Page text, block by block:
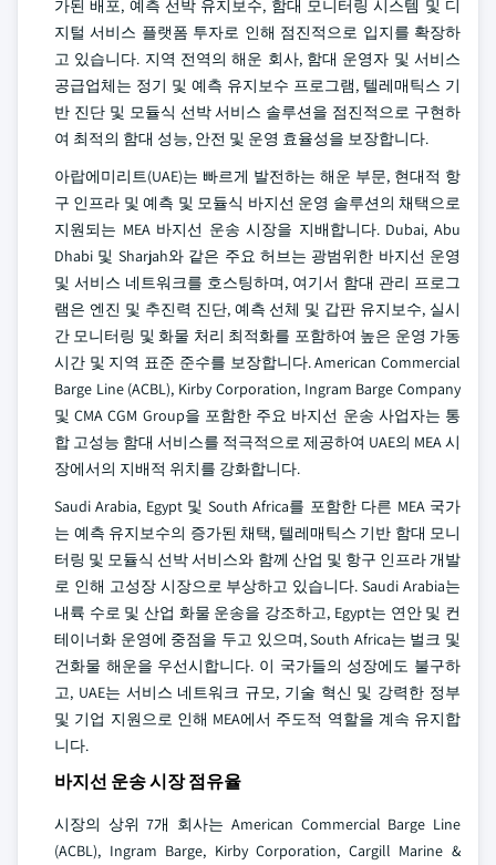
가된 배포, 예측 선박 유지보수, 함대 모니터링 시스템 및 디
지털 서비스 플랫폼 투자로 인해 점진적으로 입지를 확장하
고 있습니다. 지역 전역의 해운 회사, 함대 운영자 및 서비스
공급업체는 정기 및 예측 유지보수 프로그램, 텔레매틱스 기
반 진단 및 모듈식 선박 서비스 솔루션을 점진적으로 구현하
여 최적의 함대 성능, 안전 및 운영 효율성을 보장합니다.
아랍에미리트(UAE)는 빠르게 발전하는 해운 부문, 현대적 항
구 인프라 및 예측 및 모듈식 바지선 운영 솔루션의 채택으로
지원되는 MEA 바지선 운송 시장을 지배합니다. Dubai, Abu
Dhabi 및 Sharjah와 같은 주요 허브는 광범위한 바지선 운영
및 서비스 네트워크를 호스팅하며, 여기서 함대 관리 프로그
램은 엔진 및 추진력 진단, 예측 선체 및 갑판 유지보수, 실시
간 모니터링 및 화물 처리 최적화를 포함하여 높은 운영 가동
시간 및 지역 표준 준수를 보장합니다. American Commercial
Barge Line (ACBL), Kirby Corporation, Ingram Barge Company
및 CMA CGM Group을 포함한 주요 바지선 운송 사업자는 통
합 고성능 함대 서비스를 적극적으로 제공하여 UAE의 MEA 시
장에서의 지배적 위치를 강화합니다.
Saudi Arabia, Egypt 및 South Africa를 포함한 다른 MEA 국가
는 예측 유지보수의 증가된 채택, 텔레매틱스 기반 함대 모니
터링 및 모듈식 선박 서비스와 함께 산업 및 항구 인프라 개발
로 인해 고성장 시장으로 부상하고 있습니다. Saudi Arabia는
내륙 수로 및 산업 화물 운송을 강조하고, Egypt는 연안 및 컨
테이너화 운영에 중점을 두고 있으며, South Africa는 벌크 및
건화물 해운을 우선시합니다. 이 국가들의 성장에도 불구하
고, UAE는 서비스 네트워크 규모, 기술 혁신 및 강력한 정부
및 기업 지원으로 인해 MEA에서 주도적 역할을 계속 유지합
니다.
바지선 운송 시장 점유율
시장의 상위 7개 회사는 American Commercial Barge Line
(ACBL), Ingram Barge, Kirby Corporation, Cargill Marine &